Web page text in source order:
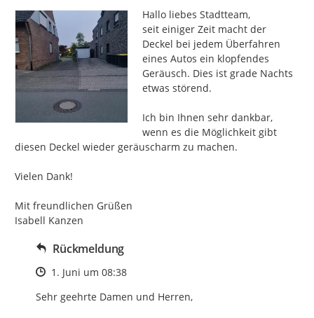
Hallo liebes Stadtteam,
seit einiger Zeit macht der
Deckel bei jedem Überfahren
eines Autos ein klopfendes
Geräusch. Dies ist grade Nachts
etwas störend.
Ich bin Ihnen sehr dankbar,
wenn es die Möglichkeit gibt
diesen Deckel wieder geräuscharm zu machen.
Vielen Dank!
Mit freundlichen Grüßen
Isabell Kanzen
Rückmeldung
Zeitpunkt des Erstellens
1. Juni um 08:38
Sehr geehrte Damen und Herren,